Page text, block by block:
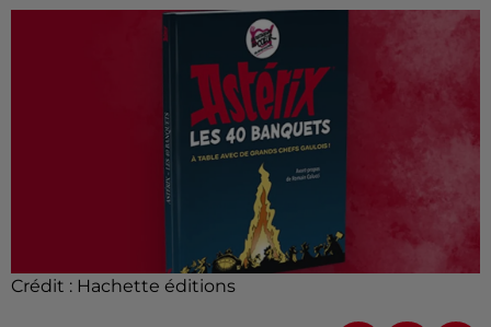
Crédit : Hachette éditions